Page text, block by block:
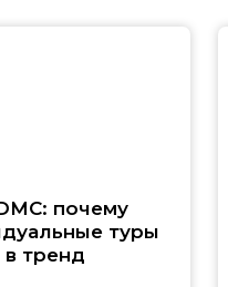
почему
туры
тренд